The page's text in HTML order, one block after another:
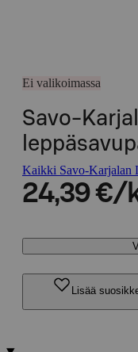
Ei valikoimassa
Savo-
Kaikki Savo-Karjalan
24,39 €/
Lisää